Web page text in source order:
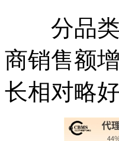
分品类
商销售额
长相对略好